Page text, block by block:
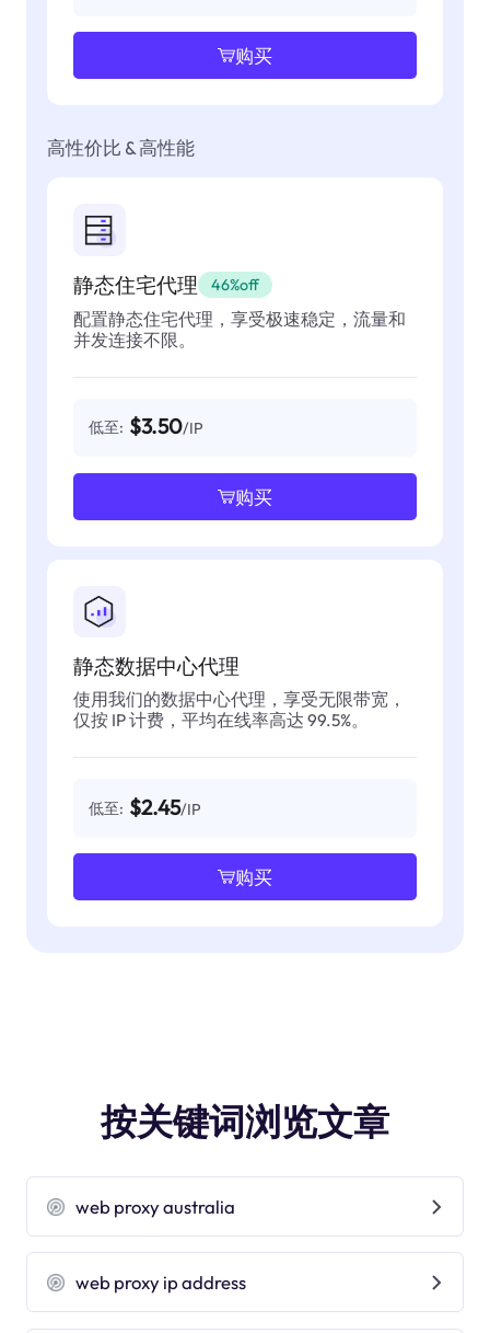
购买
高性价比 & 高性能
静态住宅代理 46%off
配置静态住宅代理，享受极速稳定，流量和
并发连接不限。
低至: $3.50/IP
购买
静态数据中心代理
使用我们的数据中心代理，享受无限带宽，
仅按 IP 计费，平均在线率高达 99.5%。
低至: $2.45/IP
购买
按关键词浏览文章
web proxy australia
web proxy ip address